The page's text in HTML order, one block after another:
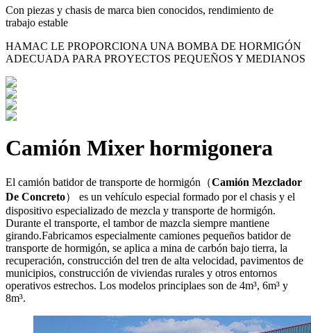
Con piezas y chasis de marca bien conocidos, rendimiento de
trabajo estable
HAMAC LE PROPORCIONA UNA BOMBA DE HORMIGÓN
ADECUADA PARA PROYECTOS PEQUEÑOS Y MEDIANOS
Camión Mixer hormigonera
El camión batidor de transporte de hormigón（Camión Mezclador
De Concreto） es un vehículo especial formado por el chasis y el
dispositivo especializado de mezcla y transporte de hormigón.
Durante el transporte, el tambor de mazcla siempre mantiene
girando.Fabricamos especialmente camiones pequeños batidor de
transporte de hormigón, se aplica a mina de carbón bajo tierra, la
recuperación, construcción del tren de alta velocidad, pavimentos de
municipios, construcción de viviendas rurales y otros entornos
operativos estrechos. Los modelos principlaes son de 4m³, 6m³ y
8m³.